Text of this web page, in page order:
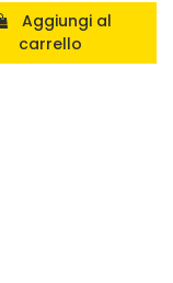
carrello